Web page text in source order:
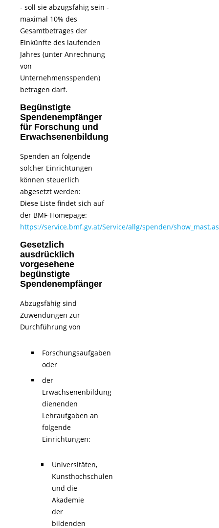
- soll sie abzugsfähig sein -
maximal 10% des
Gesamtbetrages der
Einkünfte des laufenden
Jahres (unter Anrechnung
von
Unternehmensspenden)
betragen darf.
Begünstigte
Spendenempfänger
für Forschung und
Erwachsenenbildung
Spenden an folgende
solcher Einrichtungen
können steuerlich
abgesetzt werden:
Diese Liste findet sich auf
der BMF-Homepage:
https://service.bmf.gv.at/Service/allg/spenden/
Gesetzlich
ausdrücklich
vorgesehene
begünstigte
Spendenempfänger
Abzugsfähig sind
Zuwendungen zur
Durchführung von
Forschungsaufgaben
oder
der
Erwachsenenbildung
dienenden
Lehraufgaben an
folgende
Einrichtungen:
Universitäten,
Kunsthochschulen
und die
Akademie
der
bildenden